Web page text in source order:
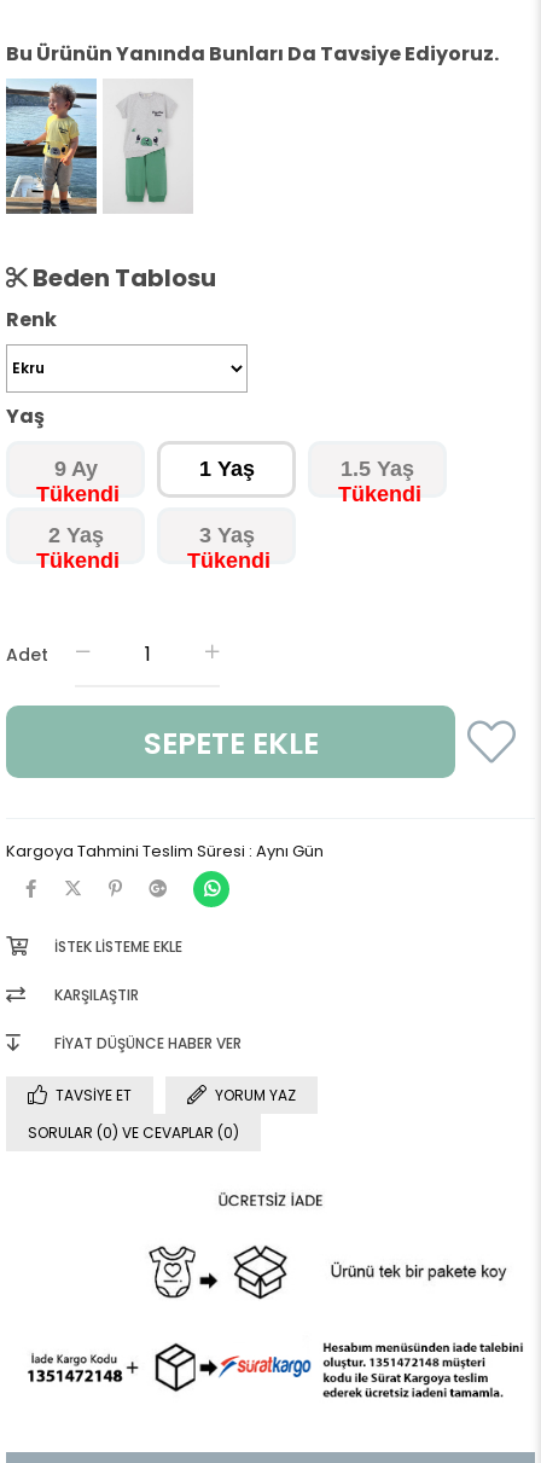
Bu Ürünün Yanında Bunları Da Tavsiye Ediyoruz.
Beden Tablosu
Renk
Yaş
9 Ay 1 Yaş 1.5 Yaş
2 Yaş 3 Yaş
Adet
Kargoya Tahmini Teslim Süresi : Aynı Gün
İSTEK LISTEME EKLE
KARŞILAŞTIR
FIYAT DÜŞÜNCE HABER VER
TAVSIYE ET
YORUM YAZ
SORULAR (0) VE CEVAPLAR (0)